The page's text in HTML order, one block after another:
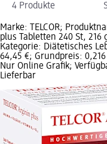
4 Produkte
Marke: TELCOR;
plus Tabletten 240 St, 216
Kategorie: Diätetisches
64,45 €; Grundpreis: 0,216
Nur Online Grafik;
Lieferbar